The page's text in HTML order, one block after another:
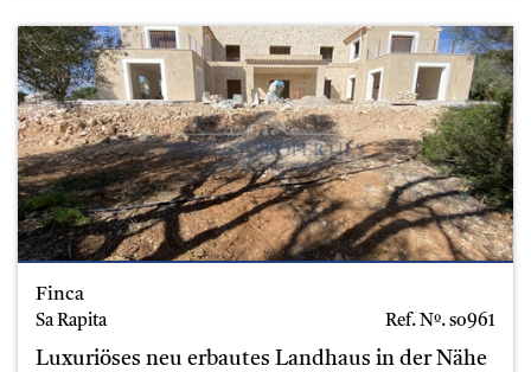
Finca
Sa Rapita Ref. Nº. so961
Luxuriöses neu erbautes Landhaus in der Nähe